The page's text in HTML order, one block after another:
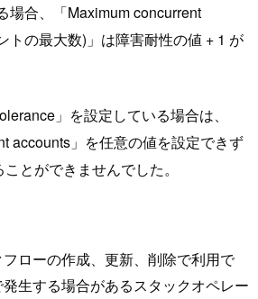
場合、「Maximum concurrent
トの最大数)」は障害耐性の値 + 1 が
」を設定している場合は、
accounts」を任意の値を設定できず
とができませんでした。
ローの作成、更新、削除で利用で
生する場合があるスタックオペレー